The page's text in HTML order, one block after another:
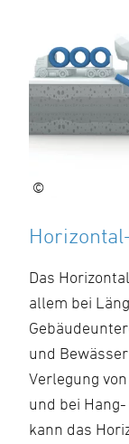
©
Das
allem bei
und
Verlegung
und bei
kann das